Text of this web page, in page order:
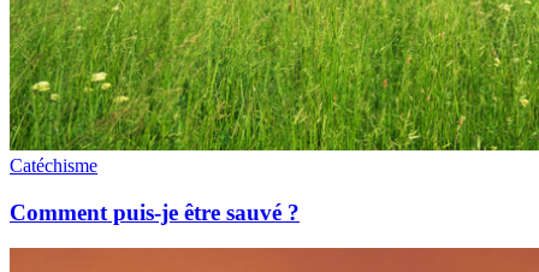
Catéchisme
Comment puis-je être sauvé ?